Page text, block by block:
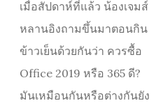
เมื่อสัปดาห์ที่แล้ว น้องเจมส์
หลานอิงถามขึ้นมาตอนกิน
ข้าวเย็นด้วยกันว่า ควรซื้อ
Office 2019 หรือ 365 ดี?
มันเหมือนกันหรือต่างกันยัง